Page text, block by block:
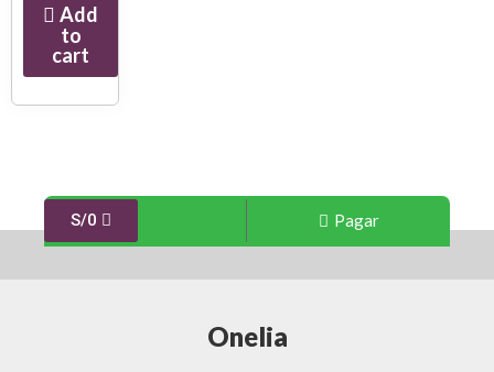
Add
to
cart
S/0 Pagar
Onelia